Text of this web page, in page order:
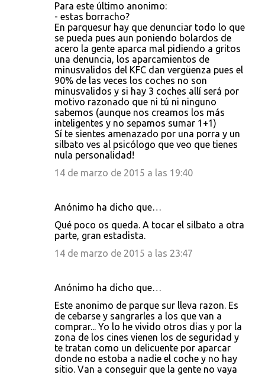
Para este último anonimo:
- estas borracho?
En parquesur hay que denunciar todo lo que
se pueda pues aun poniendo bolardos de
acero la gente aparca mal pidiendo a gritos
una denuncia, los aparcamientos de
minusvalidos del KFC dan vergüenza pues el
90% de las veces los coches no son
minusvalidos y si hay 3 coches allí será por
motivo razonado que ni tú ni ninguno
sabemos (aunque nos creamos los más
inteligentes y no sepamos sumar 1+1)
Sí te sientes amenazado por una porra y un
silbato ves al psicólogo que veo que tienes
nula personalidad!
14 de marzo de 2015 a las 19:40
Anónimo ha dicho que…
Qué poco os queda. A tocar el silbato a otra
parte, gran estadista.
14 de marzo de 2015 a las 23:47
Anónimo ha dicho que…
Este anonimo de parque sur lleva razon. Es
de cebarse y sangrarles a los que van a
comprar... Yo lo he vivido otros dias y por la
zona de los cines vienen los de seguridad y
te tratan como un delicuente por aparcar
donde no estoba a nadie el coche y no hay
sitio. Van a conseguir que la gente no vaya